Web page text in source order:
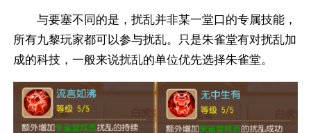
与要塞不同的是，扰乱并非某一堂口的专属技能，
所有九黎玩家都可以参与扰乱。只是朱雀堂有对扰乱加
成的科技，一般来说扰乱的单位优先选择朱雀堂。